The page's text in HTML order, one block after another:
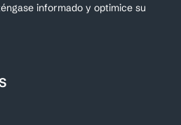
informado y optimice su